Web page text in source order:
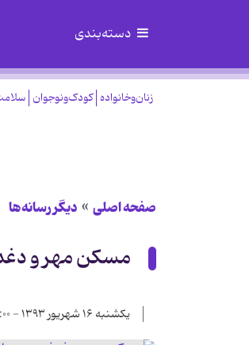
دسته‌بندی
زنان‌وخانواده کودک‌ونوجوان
صفحه اصلی دیگر رسانه‌ها
مسکن مهر و
یکشنبه ۱۶ شهریور ۱۳۹۳ - ۰۰:۰۰